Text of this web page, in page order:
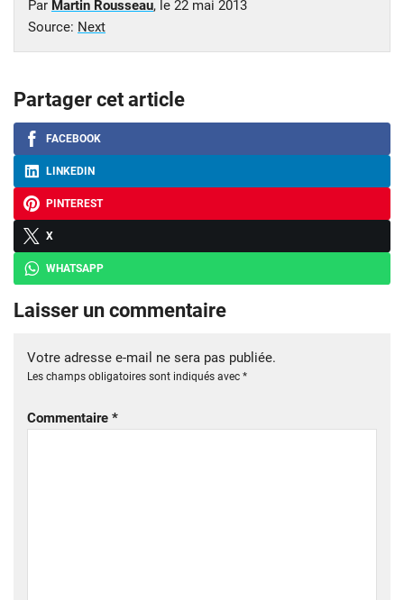
Par Martin Rousseau, le 22 mai 2013
Source: Next
Partager cet article
FACEBOOK
LINKEDIN
PINTEREST
X
WHATSAPP
Laisser un commentaire
Votre adresse e-mail ne sera pas publiée.
Les champs obligatoires sont indiqués avec *
Commentaire *